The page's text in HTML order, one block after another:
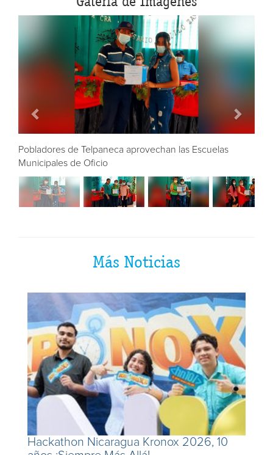
Telpaneca aprovechan las Escuelas
Oficio
Pobladores de
Más Noticias
Hackathon Nicaragua Kronox 2026, 10